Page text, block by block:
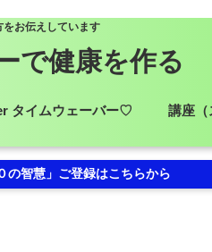
お伝えしています
で健康を作る
タイムウェーバー♡ 講座（
智慧」ご登録はこちらから